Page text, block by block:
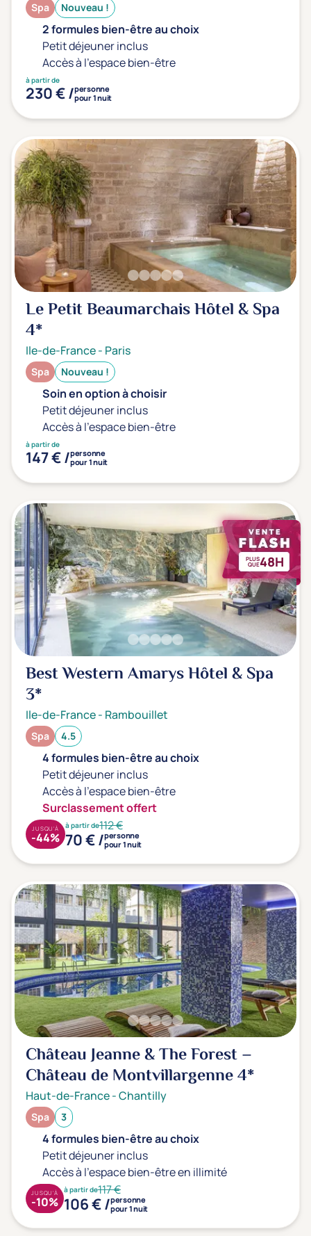
Spa Nouveau !
2 formules bien-être au choix
Petit déjeuner inclus
Accès à l'espace bien-être
à partir de
230 € /personne
pour 1 nuit
Le Petit Beaumarchais Hôtel & Spa
4*
Ile-de-France- Paris
Spa Nouveau !
Soin en option à choisir
Petit déjeuner inclus
Accès à l'espace bien-être
à partir de
147 € /personne
pour 1 nuit
PLUS
QUE48H
Best Western Amarys Hôtel & Spa
3*
Ile-de-France- Rambouillet
Spa 4.5
4 formules bien-être au choix
Petit déjeuner inclus
Accès à l'espace bien-être
Surclassement offert
à partir de112 €
70 € /personne
pour 1 nuit
JUSQU'À
-44%
Château Jeanne & The Forest –
Château de Montvillargenne4*
Haut-de-France-Chantilly
Spa 3
4 formules bien-être au choix
Petit déjeuner inclus
Accès à l'espace bien-être en illimité
à partir de117 €
106 € /personne
pour 1 nuit
JUSQU'À
-10%